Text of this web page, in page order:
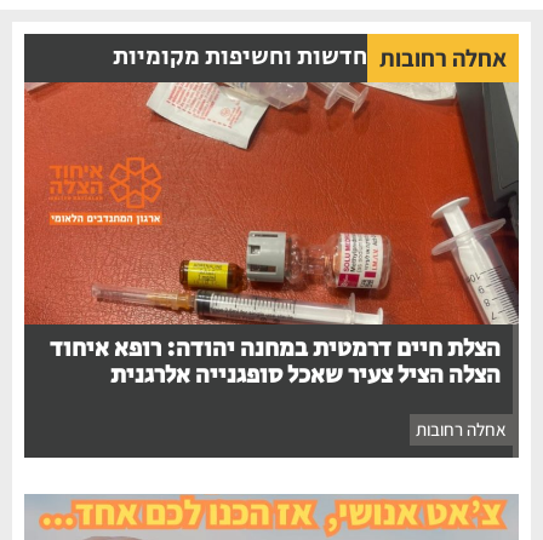
אחלה רחובות חדשות וחשיפות מקומיות
הצלת חיים דרמטית במחנה יהודה: רופא איחוד
הצלה הציל צעיר שאכל סופגנייה אלרגנית
אחלה רחובות